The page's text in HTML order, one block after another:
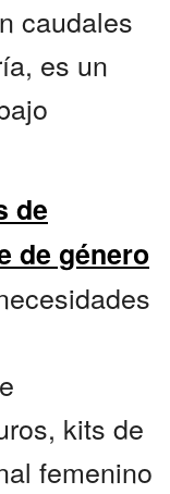
caudales
es un
de
de género
kits de
femenino